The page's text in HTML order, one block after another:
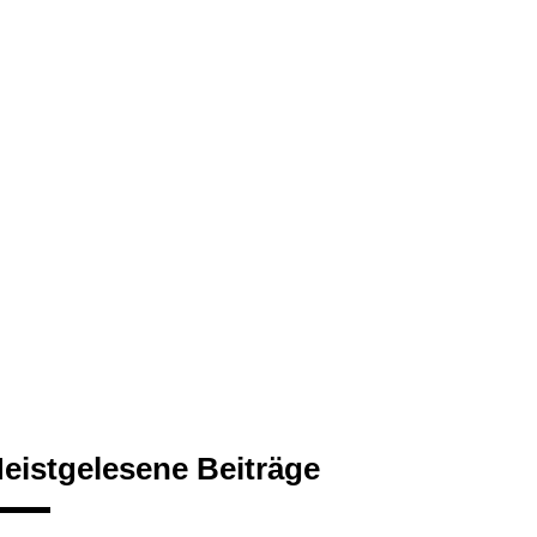
Beiträge